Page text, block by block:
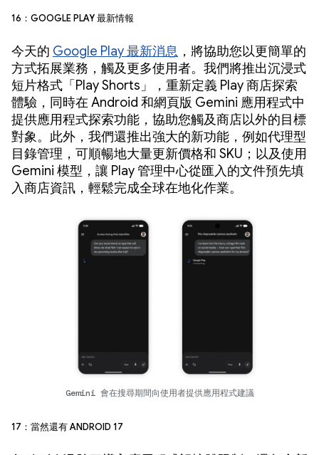
16：Google Play 最新情報
今天的 Google Play 最新消息 ，將協助您以更簡單的
方式拓展業務，觸及更多使用者。我們將推出沉浸式
短片格式「Play Shorts」，重新定義 Play 商店探索
體驗，同時在 Android 和網頁版 Gemini 應用程式中
提供應用程式探索功能，協助您觸及商店以外的目標
對象。此外，我們還推出強大的新功能，例如代理型
目錄管理，可順暢地大量更新價格和 SKU；以及使用
Gemini 模型，讓 Play 管理中心從匯入的文件預先填
入商店資訊，輕鬆完成全球在地化作業。
Gemini 會在搜尋期間向使用者提供應用程式建議
17：當然還有 Android 17